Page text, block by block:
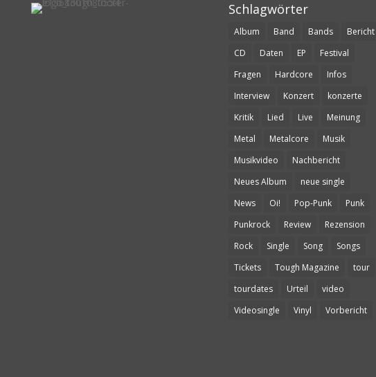
Schlagwörter
Album Band Bands
Bericht
CD
Daten EP
Festival
Fragen
Hardcore
Infos
Interview
Konzert
konzerte
Kritik
Lied Live
Meinung
Metal
Metalcore
Musik
Musikvideo
Nachbericht
Neues Album
neue single
News
Oi! Pop-Punk
Punk
Punkrock
Review
Rezension
Rock
Single Song
Songs
Tickets
Tough Magazine
tour
tourdates
Urteil
video
Videosingle
Vinyl Vorbericht